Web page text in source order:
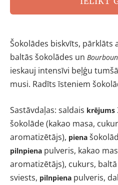
Šokolādes biskvīts, pārklāts
baltās šokolādes un Bourboun
ieskauj intensīvi beļģu
musi. Radīts īsteniem
Sastāvdaļas: saldais krējums
šokolāde (kakao masa,
aromatizētājs), piena
pilnpiena pulveris, kakao
aromatizētājs), cukurs,
sviests, pilnpiena pulveris,